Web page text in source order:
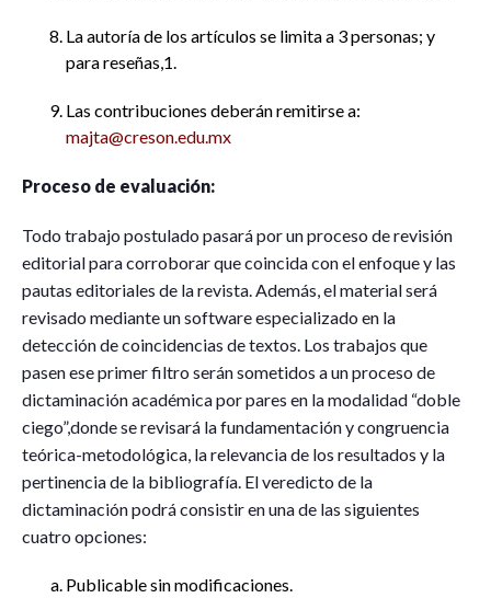
La autoría de los artículos se limita a 3 personas; y
para reseñas,1.
Las contribuciones deberán remitirse a:
majta@creson.edu.mx
Proceso de evaluación:
Todo trabajo postulado pasará por un proceso de revisión
editorial para corroborar que coincida con el enfoque y las
pautas editoriales de la revista. Además, el material será
revisado mediante un software especializado en la
detección de coincidencias de textos. Los trabajos que
pasen ese primer filtro serán sometidos a un proceso de
dictaminación académica por pares en la modalidad “doble
ciego”,donde se revisará la fundamentación y congruencia
teórica-metodológica, la relevancia de los resultados y la
pertinencia de la bibliografía. El veredicto de la
dictaminación podrá consistir en una de las siguientes
cuatro opciones:
Publicable sin modificaciones.